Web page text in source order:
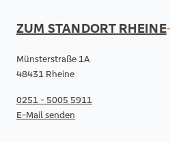
ZUM STANDORT RHEINE
Münsterstraße 1A
48431 Rheine
0251 - 5005 5911
E-Mail senden